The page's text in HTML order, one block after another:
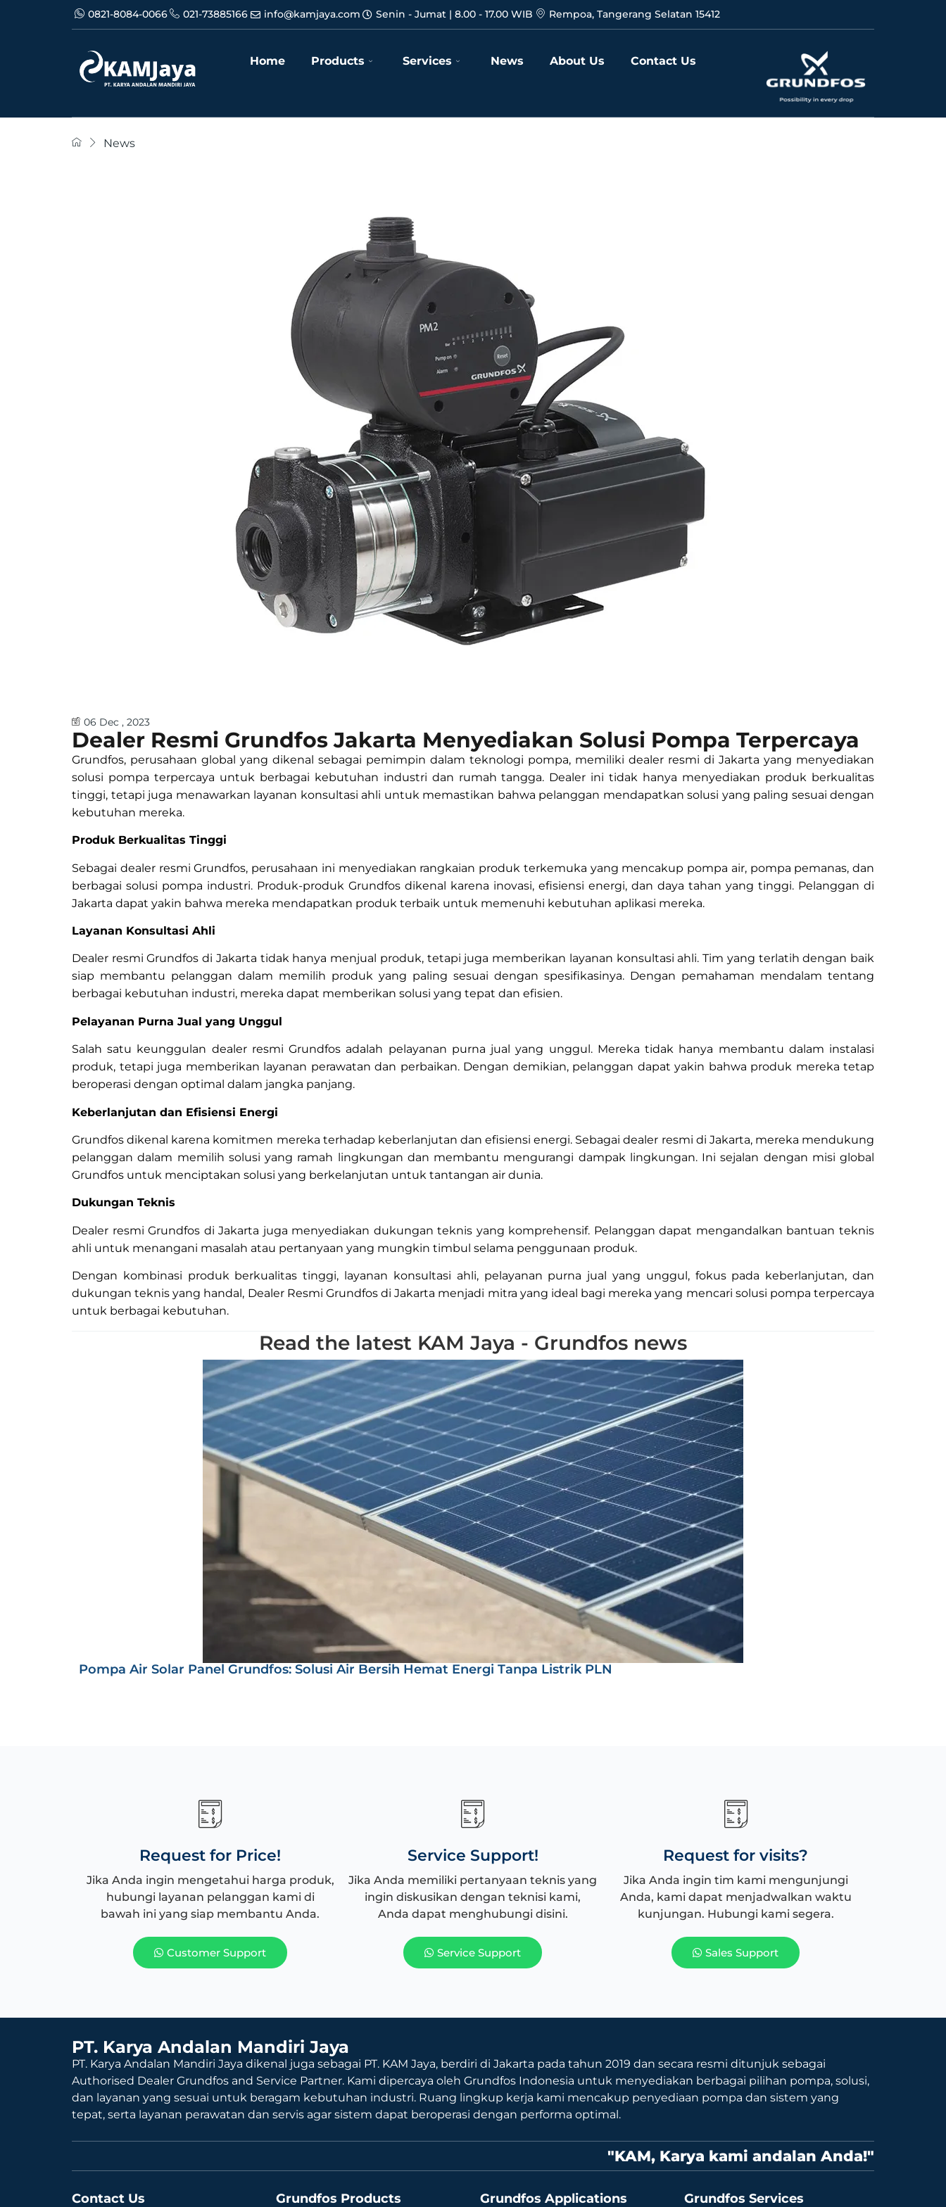
0821-8084-0066 021-73885166 info@kamjaya.com Senin - Jumat | 8.00 - 17.00 WIB Rempoa, Tangerang Selatan 15412
Home Products Services News About Us Contact Us
News
06 Dec , 2023
Dealer Resmi Grundfos Jakarta Menyediakan Solusi Pompa Terpercaya
Grundfos, perusahaan global yang dikenal sebagai pemimpin dalam teknologi pompa, memiliki dealer resmi di Jakarta yang menyediakan
solusi pompa terpercaya untuk berbagai kebutuhan industri dan rumah tangga. Dealer ini tidak hanya menyediakan produk berkualitas
tinggi, tetapi juga menawarkan layanan konsultasi ahli untuk memastikan bahwa pelanggan mendapatkan solusi yang paling sesuai dengan
kebutuhan mereka.
Produk Berkualitas Tinggi
Sebagai dealer resmi Grundfos, perusahaan ini menyediakan rangkaian produk terkemuka yang mencakup pompa air, pompa pemanas, dan
berbagai solusi pompa industri. Produk-produk Grundfos dikenal karena inovasi, efisiensi energi, dan daya tahan yang tinggi. Pelanggan di
Jakarta dapat yakin bahwa mereka mendapatkan produk terbaik untuk memenuhi kebutuhan aplikasi mereka.
Layanan Konsultasi Ahli
Dealer resmi Grundfos di Jakarta tidak hanya menjual produk, tetapi juga memberikan layanan konsultasi ahli. Tim yang terlatih dengan baik
siap membantu pelanggan dalam memilih produk yang paling sesuai dengan spesifikasinya. Dengan pemahaman mendalam tentang
berbagai kebutuhan industri, mereka dapat memberikan solusi yang tepat dan efisien.
Pelayanan Purna Jual yang Unggul
Salah satu keunggulan dealer resmi Grundfos adalah pelayanan purna jual yang unggul. Mereka tidak hanya membantu dalam instalasi
produk, tetapi juga memberikan layanan perawatan dan perbaikan. Dengan demikian, pelanggan dapat yakin bahwa produk mereka tetap
beroperasi dengan optimal dalam jangka panjang.
Keberlanjutan dan Efisiensi Energi
Grundfos dikenal karena komitmen mereka terhadap keberlanjutan dan efisiensi energi. Sebagai dealer resmi di Jakarta, mereka mendukung
pelanggan dalam memilih solusi yang ramah lingkungan dan membantu mengurangi dampak lingkungan. Ini sejalan dengan misi global
Grundfos untuk menciptakan solusi yang berkelanjutan untuk tantangan air dunia.
Dukungan Teknis
Dealer resmi Grundfos di Jakarta juga menyediakan dukungan teknis yang komprehensif. Pelanggan dapat mengandalkan bantuan teknis
ahli untuk menangani masalah atau pertanyaan yang mungkin timbul selama penggunaan produk.
Dengan kombinasi produk berkualitas tinggi, layanan konsultasi ahli, pelayanan purna jual yang unggul, fokus pada keberlanjutan, dan
dukungan teknis yang handal, Dealer Resmi Grundfos di Jakarta menjadi mitra yang ideal bagi mereka yang mencari solusi pompa terpercaya
untuk berbagai kebutuhan.
Read the latest KAM Jaya - Grundfos news
Pompa Air Solar Panel Grundfos: Solusi Air Bersih Hemat Energi Tanpa Listrik PLN
Request for Price!
Jika Anda ingin mengetahui harga produk,
hubungi layanan pelanggan kami di
bawah ini yang siap membantu Anda.
Customer Support
Service Support!
Jika Anda memiliki pertanyaan teknis yang
ingin diskusikan dengan teknisi kami,
Anda dapat menghubungi disini.
Service Support
Request for visits?
Jika Anda ingin tim kami mengunjungi
Anda, kami dapat menjadwalkan waktu
kunjungan. Hubungi kami segera.
Sales Support
PT. Karya Andalan Mandiri Jaya
PT. Karya Andalan Mandiri Jaya dikenal juga sebagai PT. KAM Jaya, berdiri di Jakarta pada tahun 2019 dan secara resmi ditunjuk sebagai
Authorised Dealer Grundfos and Service Partner. Kami dipercaya oleh Grundfos Indonesia untuk menyediakan berbagai pilihan pompa, solusi,
dan layanan yang sesuai untuk beragam kebutuhan industri. Ruang lingkup kerja kami mencakup penyediaan pompa dan sistem yang
tepat, serta layanan perawatan dan servis agar sistem dapat beroperasi dengan performa optimal.
"KAM, Karya kami andalan Anda!"
Contact Us Grundfos Products Grundfos Applications Grundfos Services